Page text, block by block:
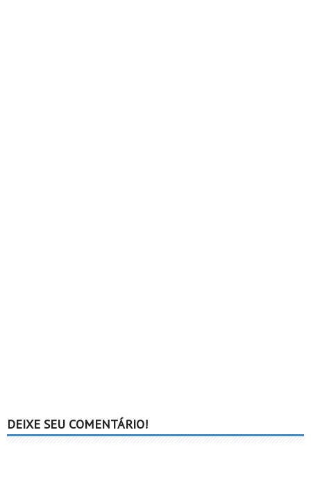
DEIXE SEU COMENTÁRIO!